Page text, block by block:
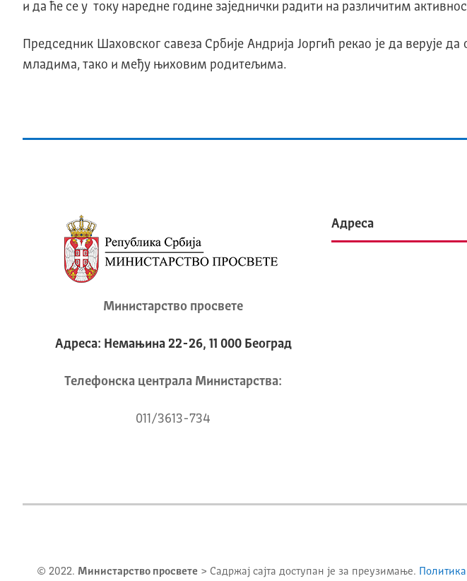
и да ће се у току наредне године заједнички радити на различитим
Председник Шаховског савеза Србије Андрија Јоргић рекао је да верује
младима, тако и међу њиховим родитељима.
Министарство просвете
Адреса: Немањина 22-26, 11 000 Београд
Телeфонска централа Mинистарства:
011/3613-734
Адреса
© 2022. Министарство просвете > Садржај сајта доступан је за преузимање.